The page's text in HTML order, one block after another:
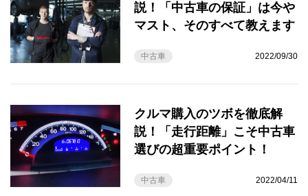
説！「中古車の保証」は今や
マスト、そのすべて教えます
中古車 2022/09/30
クルマ購入のツボを徹底解
説！「走行距離」こそ中古車
選びの超重要ポイント！
中古車 2022/04/11